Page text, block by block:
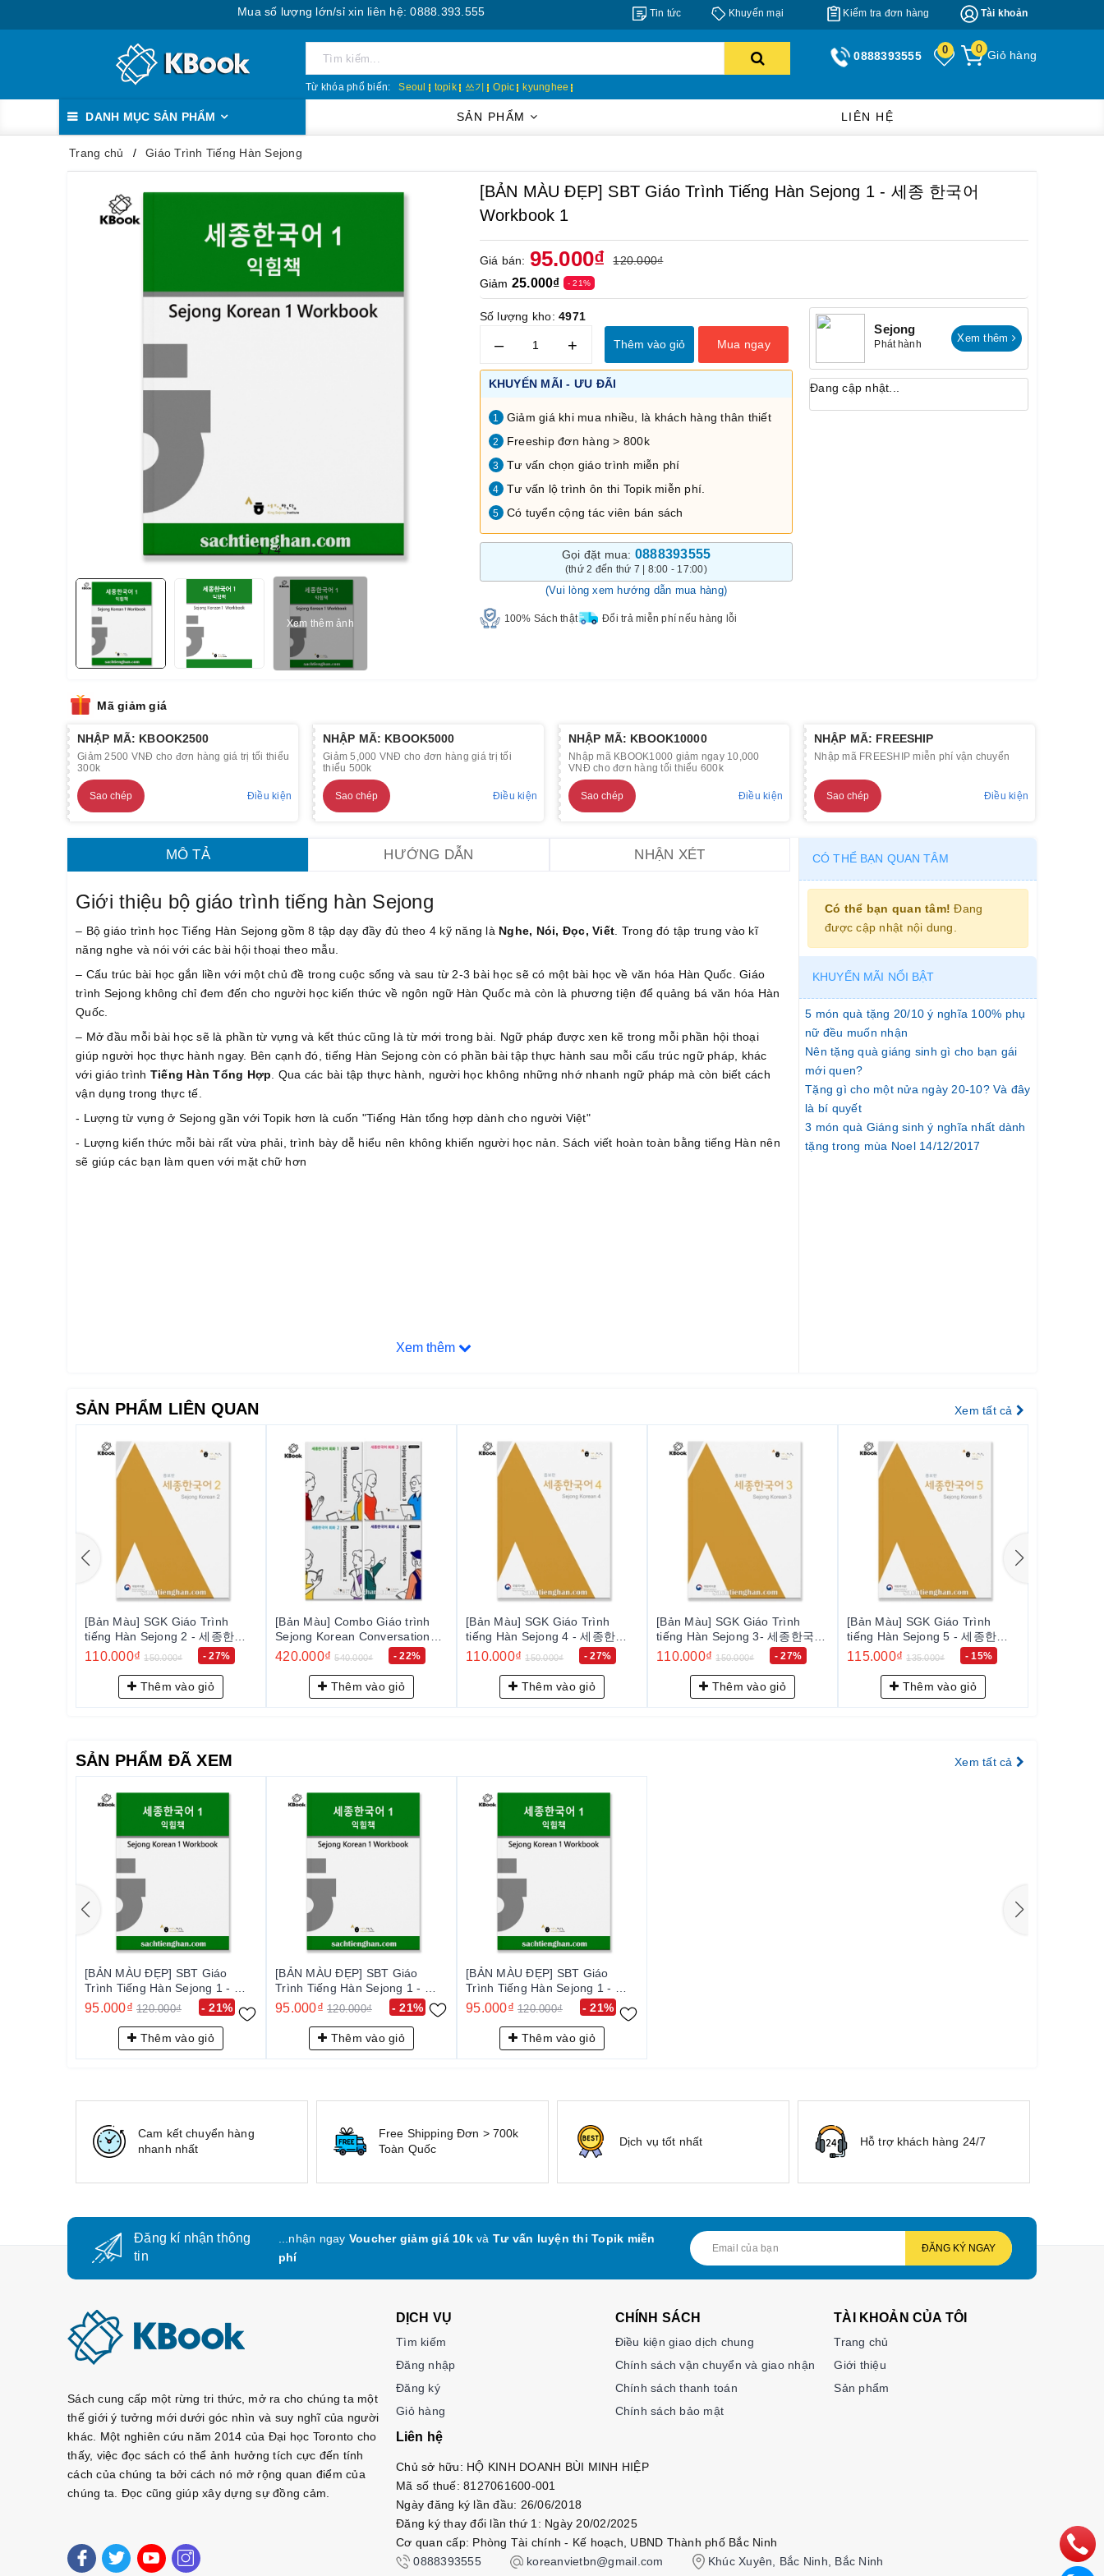
Mua số lượng lớn/sỉ xin liên hệ: 0888.393.555 Tài khoản
Kiểm tra đơn hàng
Khuyến mại
Tin tức
Từ khóa phổ biến: Seoul topik 쓰기 Opic kyunghee
Giỏ hàng
0
0
0888393555
DANH MỤC SẢN PHẨM SẢN PHẨM LIÊN HỆ
Trang chủ Giáo Trình Tiếng Hàn Sejong
1/4
Xem thêm ảnh
[BẢN MÀU ĐẸP] SBT Giáo Trình Tiếng Hàn Sejong 1 - 세종 한국어
Workbook 1
Giá bán: 95.000₫
120.000₫
Giảm 25.000₫ - 21%
Số lượng kho:4971
– + Thêm vào giỏ Mua ngay
KHUYẾN MÃI - ƯU ĐÃI
1 Giảm giá khi mua nhiều, là khách hàng thân thiết
2 Freeship đơn hàng > 800k
3 Tư vấn chọn giáo trình miễn phí
4 Tư vấn lộ trình ôn thi Topik miễn phí.
5 Có tuyển cộng tác viên bán sách
Gọi đặt mua: 0888393555
(thứ 2 đến thứ 7 | 8:00 - 17:00)
(Vui lòng xem hướng dẫn mua hàng)
100% Sách thật Đổi trả miễn phí nếu hàng lỗi
Sejong
Phát hành Xem thêm
Đang cập nhật...
Mã giảm giá
NHẬP MÃ: KBOOK2500
Giảm 2500 VNĐ cho đơn hàng giá trị tối thiểu
300k
Sao chép Điều kiện
NHẬP MÃ: KBOOK5000
Giảm 5,000 VNĐ cho đơn hàng giá trị tối
thiểu 500k
Sao chép Điều kiện
NHẬP MÃ: KBOOK10000
Nhập mã KBOOK1000 giảm ngay 10,000
VNĐ cho đơn hàng tối thiểu 600k
Sao chép Điều kiện
NHẬP MÃ: FREESHIP
Nhập mã FREESHIP miễn phí vận chuyển
Sao chép Điều kiện
MÔ TẢ HƯỚNG DẪN NHẬN XÉT
Giới thiệu bộ giáo trình tiếng hàn Sejong
– Bộ giáo trình học Tiếng Hàn Sejong gồm 8 tập dạy đầy đủ theo 4 kỹ năng là Nghe, Nói, Đọc, Viết . Trong đó tập trung vào kĩ
năng nghe và nói với các bài hội thoại theo mẫu.
– Cấu trúc bài học gắn liền với một chủ đề trong cuộc sống và sau từ 2-3 bài học sẽ có một bài học về văn hóa Hàn Quốc. Giáo
trình Sejong không chỉ đem đến cho người học kiến thức về ngôn ngữ Hàn Quốc mà còn là phương tiện để quảng bá văn hóa Hàn
Quốc.
– Mở đầu mỗi bài học sẽ là phần từ vựng và kết thúc cũng là từ mới trong bài. Ngữ pháp được xen kẽ trong mỗi phần hội thoại
giúp người học thực hành ngay. Bên cạnh đó, tiếng Hàn Sejong còn có phần bài tập thực hành sau mỗi cấu trúc ngữ pháp, khác
với giáo trình Tiếng Hàn Tổng Hợp . Qua các bài tập thực hành, người học không những nhớ nhanh ngữ pháp mà còn biết cách
vận dụng trong thực tế.
- Lượng từ vựng ở Sejong gần với Topik hơn là cuốn "Tiếng Hàn tổng hợp dành cho người Việt"
- Lượng kiến thức mỗi bài rất vừa phải, trình bày dễ hiểu nên không khiến người học nản. Sách viết hoàn toàn bằng tiếng Hàn nên
sẽ giúp các bạn làm quen với mặt chữ hơn
Xem thêm
CÓ THỂ BẠN QUAN TÂM
Có thể bạn quan tâm! Đang
được cập nhật nội dung.
KHUYẾN MÃI NỔI BẬT
5 món quà tặng 20/10 ý nghĩa 100% phụ
nữ đều muốn nhận
Nên tặng quà giáng sinh gì cho bạn gái
mới quen?
Tặng gì cho một nửa ngày 20-10? Và đây
là bí quyết
3 món quà Giáng sinh ý nghĩa nhất dành
tặng trong mùa Noel 14/12/2017
SẢN PHẨM LIÊN QUAN Xem tất cả
[Bản Màu] SGK Giáo Trình
tiếng Hàn Sejong 2 - 세종한국
어 2
110.000₫ 150.000₫ - 27%
Thêm vào giỏ
[Bản Màu] Combo Giáo trình
Sejong Korean Conversation
1~4 - 세종한국어 회화 1 ~ 4
420.000₫ 540.000₫ - 22%
Thêm vào giỏ
[Bản Màu] SGK Giáo Trình
tiếng Hàn Sejong 4 - 세종한국
어 4
110.000₫ 150.000₫ - 27%
Thêm vào giỏ
[Bản Màu] SGK Giáo Trình
tiếng Hàn Sejong 3- 세종한국어
3
110.000₫ 150.000₫ - 27%
Thêm vào giỏ
[Bản Màu] SGK Giáo Trình
tiếng Hàn Sejong 5 - 세종한국
어 5
115.000₫ 135.000₫ - 15%
Thêm vào giỏ
SẢN PHẨM ĐÃ XEM Xem tất cả
- 21%
[BẢN MÀU ĐẸP] SBT Giáo
Trình Tiếng Hàn Sejong 1 - 세
종 한국어 Workbook 1
95.000₫ 120.000₫
Thêm vào giỏ
- 21%
[BẢN MÀU ĐẸP] SBT Giáo
Trình Tiếng Hàn Sejong 1 - 세
종 한국어 Workbook 1
95.000₫ 120.000₫
Thêm vào giỏ
- 21%
[BẢN MÀU ĐẸP] SBT Giáo
Trình Tiếng Hàn Sejong 1 - 세
종 한국어 Workbook 1
95.000₫ 120.000₫
Thêm vào giỏ
Cam kết chuyển hàng
nhanh nhất
Free Shipping Đơn > 700k
Toàn Quốc
Dịch vụ tốt nhất Hỗ trợ khách hàng 24/7
Đăng kí nhận thông
tin
...nhận ngay Voucher giảm giá 10kvà Tư vấn luyện thi Topik miễn
phí
ĐĂNG KÝ NGAY
Sách cung cấp một rừng tri thức, mở ra cho chúng ta một
thế giới ý tưởng mới dưới góc nhìn và suy nghĩ của người
khác. Một nghiên cứu năm 2014 của Đại học Toronto cho
thấy, việc đọc sách có thể ảnh hưởng tích cực đến tính
cách của chúng ta bởi cách nó mở rộng quan điểm của
chúng ta. Đọc cũng giúp xây dựng sự đồng cảm.
DỊCH VỤ
Tìm kiếm
Đăng nhập
Đăng ký
Giỏ hàng
CHÍNH SÁCH
Điều kiện giao dịch chung
Chính sách vận chuyển và giao nhận
Chính sách thanh toán
Chính sách bảo mật
TÀI KHOẢN CỦA TÔI
Trang chủ
Giới thiệu
Sản phẩm
Liên hệ
Chủ sở hữu: HỘ KINH DOANH BÙI MINH HIỆP
Mã số thuế: 8127061600-001
Ngày đăng ký lần đầu: 26/06/2018
Đăng ký thay đổi lần thứ 1: Ngày 20/02/2025
Cơ quan cấp: Phòng Tài chính - Kế hoạch, UBND Thành phố Bắc Ninh
0888393555
koreanvietbn@gmail.com Khúc Xuyên, Bắc Ninh, Bắc Ninh